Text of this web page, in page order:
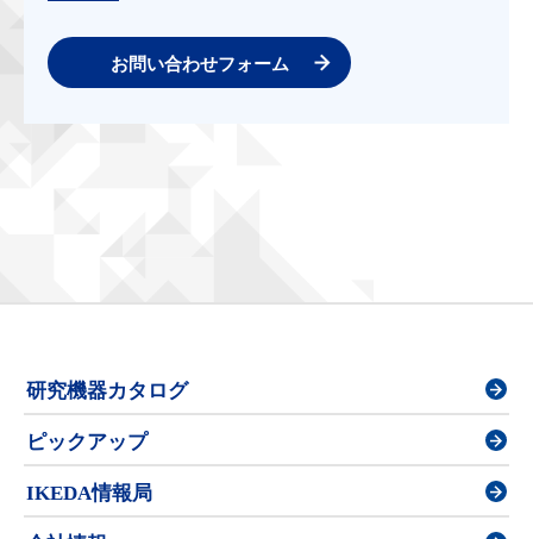
お問い合わせフォーム
研究機器カタログ
ピックアップ
IKEDA情報局